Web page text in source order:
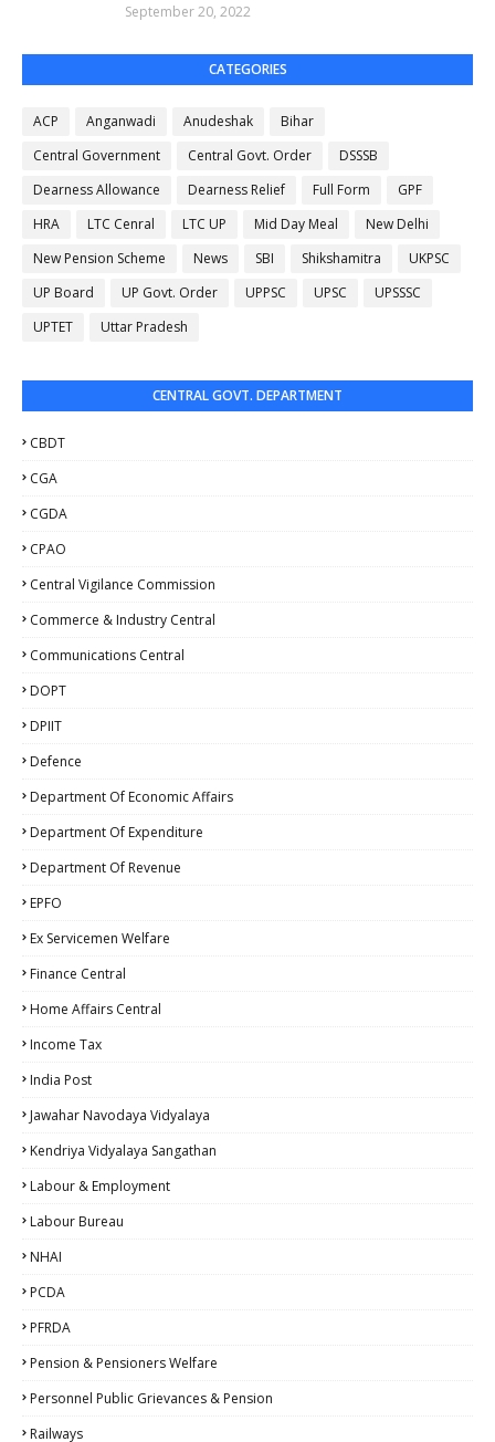
September 20, 2022
CATEGORIES
ACP Anganwadi Anudeshak
Bihar
Central Government
Central Govt. Order
DSSSB
Dearness Allowance
Dearness Relief Full Form
GPF
HRA
LTC Cenral LTC UP Mid Day Meal
New Delhi
New Pension Scheme
News SBI Shikshamitra
UKPSC
UP Board
UP Govt. Order UPPSC UPSC
UPSSSC
UPTET
Uttar Pradesh
CENTRAL GOVT. DEPARTMENT
CBDT
CGA
CGDA
CPAO
Central Vigilance Commission
Commerce & Industry Central
Communications Central
DOPT
DPIIT
Defence
Department Of Economic Affairs
Department Of Expenditure
Department Of Revenue
EPFO
Ex Servicemen Welfare
Finance Central
Home Affairs Central
Income Tax
India Post
Jawahar Navodaya Vidyalaya
Kendriya Vidyalaya Sangathan
Labour & Employment
Labour Bureau
NHAI
PCDA
PFRDA
Pension & Pensioners Welfare
Personnel Public Grievances & Pension
Railways